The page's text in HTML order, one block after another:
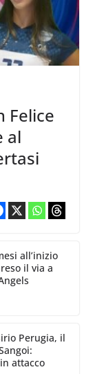
Felice
al
all’inizio
il via a
Perugia, il
attacco